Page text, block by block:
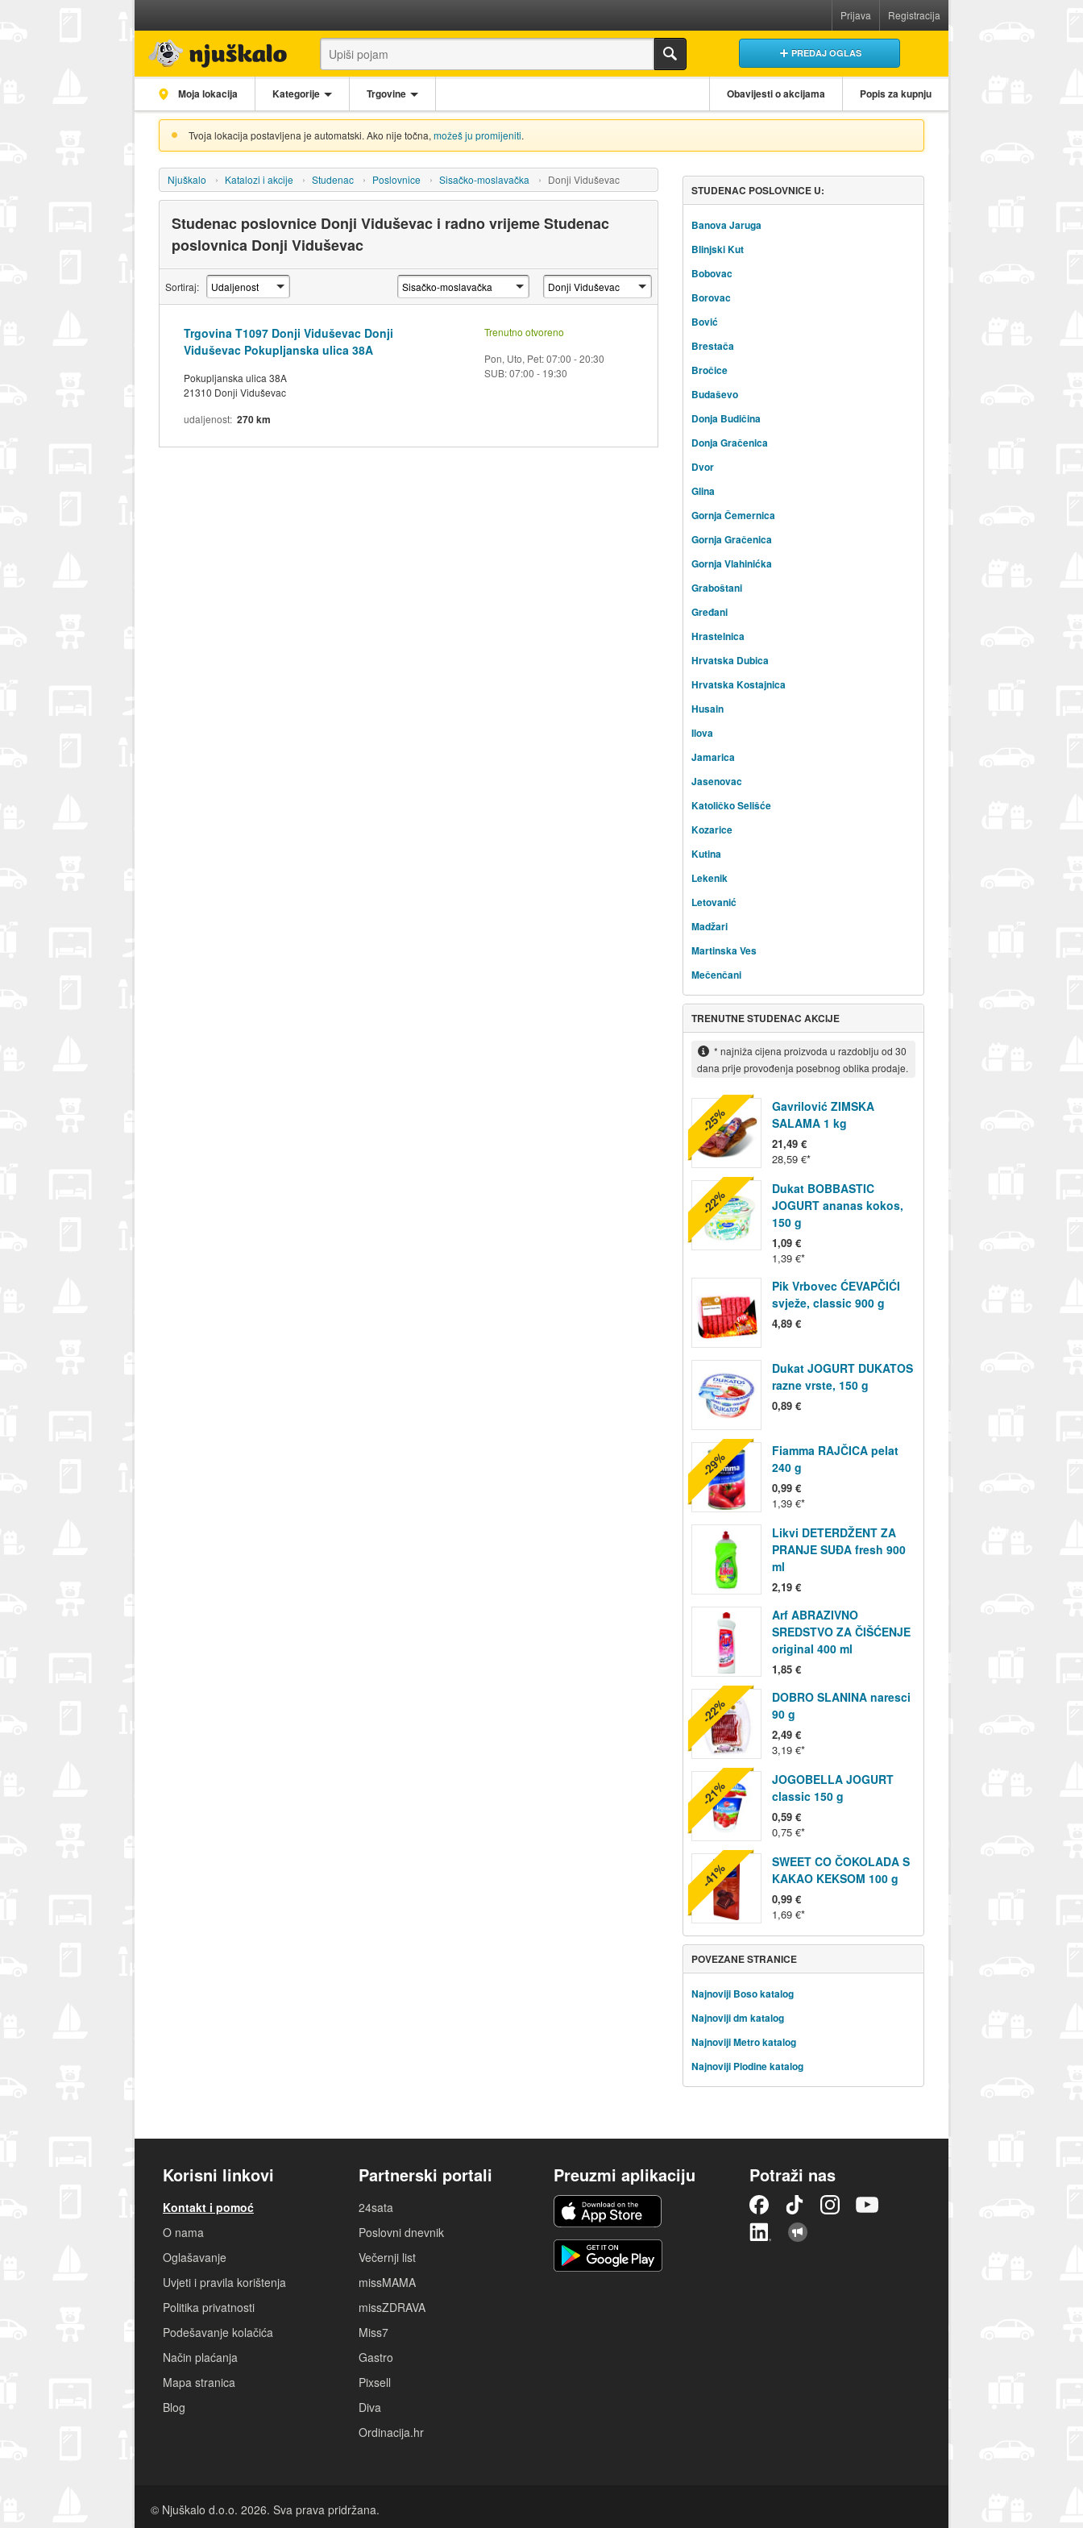
Prijava Registracija
PREDAJ OGLAS
Moja lokacija Kategorije Trgovine Obavijesti o akcijama Popis za kupnju
Tvoja lokacija postavljena je automatski. Ako nije točna, možeš ju promijeniti.
Njuškalo Katalozi i akcije Studenac Poslovnice Sisačko-moslavačka Donji Viduševac
Studenac poslovnice Donji Viduševac i radno vrijeme Studenac
poslovnica Donji Viduševac
Sortiraj:
Trgovina T1097 Donji Viduševac Donji
Viduševac Pokupljanska ulica 38A
Pokupljanska ulica 38A
21310 Donji Viduševac
Trenutno otvoreno
Pon, Uto, Pet: 07:00 - 20:30
SUB: 07:00 - 19:30
udaljenost 270 km
STUDENAC POSLOVNICE U:
Banova Jaruga
Blinjski Kut
Bobovac
Borovac
Bović
Brestača
Bročice
Budaševo
Donja Budičina
Donja Gračenica
Dvor
Glina
Gornja Čemernica
Gornja Gračenica
Gornja Vlahinićka
Graboštani
Gređani
Hrastelnica
Hrvatska Dubica
Hrvatska Kostajnica
Husain
Ilova
Jamarica
Jasenovac
Katoličko Selišće
Kozarice
Kutina
Lekenik
Letovanić
Madžari
Martinska Ves
Mečenčani
TRENUTNE STUDENAC AKCIJE
* najniža cijena proizvoda u razdoblju od 30
dana prije provođenja posebnog oblika prodaje.
Gavrilović ZIMSKA
SALAMA 1 kg
21,49 €
28,59 €
-25%
Dukat BOBBASTIC
JOGURT ananas kokos,
150 g
1,09 €
1,39 €
-22%
Pik Vrbovec ĆEVAPČIĆI
svježe, classic 900 g
4,89 €
Dukat JOGURT DUKATOS
razne vrste, 150 g
0,89 €
Fiamma RAJČICA pelat
240 g
0,99 €
1,39 €
-29%
Likvi DETERDŽENT ZA
PRANJE SUĐA fresh 900
ml
2,19 €
Arf ABRAZIVNO
SREDSTVO ZA ČIŠĆENJE
original 400 ml
1,85 €
DOBRO SLANINA naresci
90 g
2,49 €
3,19 €
-22%
JOGOBELLA JOGURT
classic 150 g
0,59 €
0,75 €
-21%
SWEET CO ČOKOLADA S
KAKAO KEKSOM 100 g
0,99 €
1,69 €
-41%
POVEZANE STRANICE
Najnoviji Boso katalog
Najnoviji dm katalog
Najnoviji Metro katalog
Najnoviji Plodine katalog
Korisni linkovi
Kontakt i pomoć
O nama
Oglašavanje
Uvjeti i pravila korištenja
Politika privatnosti
Podešavanje kolačića
Način plaćanja
Mapa stranica
Blog
Partnerski portali
24sata
Poslovni dnevnik
Večernji list
missMAMA
missZDRAVA
Miss7
Gastro
Pixsell
Diva
Ordinacija.hr
Preuzmi aplikaciju Potraži nas
© Njuškalo d.o.o. 2026. Sva prava pridržana.